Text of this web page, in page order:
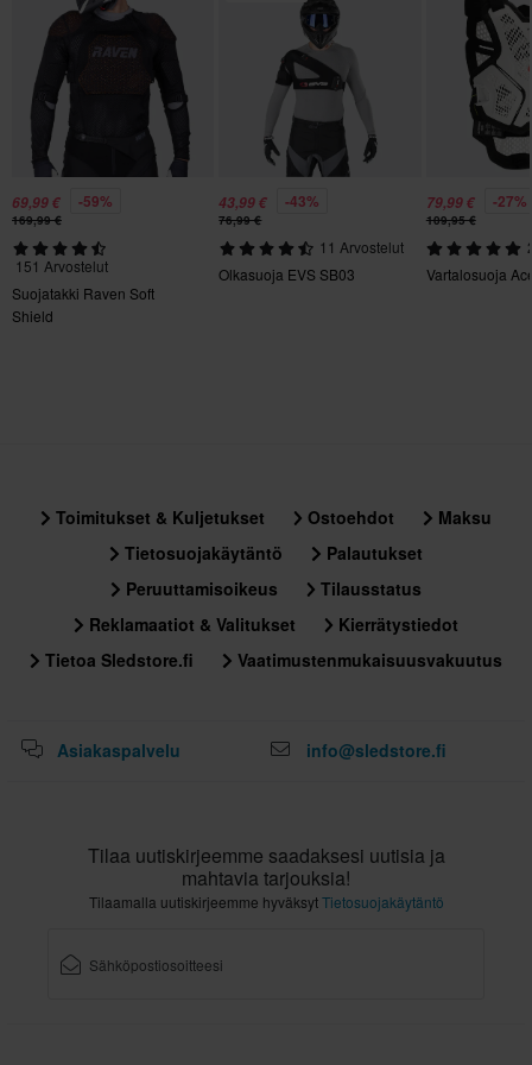
69,99 € -59%
169,99 €
151 Arvostelut
Suojatakki Raven Soft
Shield
43,99 € -43%
76,99 €
11 Arvostelut
Olkasuoja EVS SB03
79,99 € -27%
109,95 €
Vartalosuoja
Toimitukset & Kuljetukset Ostoehdot
Maksu
Tietosuojakäytäntö
Palautukset
Peruuttamisoikeus
Tilausstatus
Reklamaatiot & Valitukset
Kierrätystiedot
Tietoa Sledstore.fi
Vaatimustenmukaisuusvakuutus
Asiakaspalvelu info@sledstore.fi
Tilaa uutiskirjeemme saadaksesi uutisia ja
mahtavia tarjouksia!
Tilaamalla uutiskirjeemme hyväksytTietosuojakäytäntö